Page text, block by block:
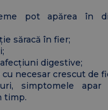
pot apărea în
săracă în fier;
digestive;
necesar crescut de
simptomele
timp.